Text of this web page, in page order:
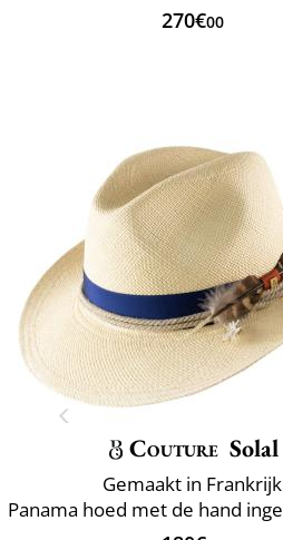
270€00
Couture Solal
Gemaakt in Frankrijk